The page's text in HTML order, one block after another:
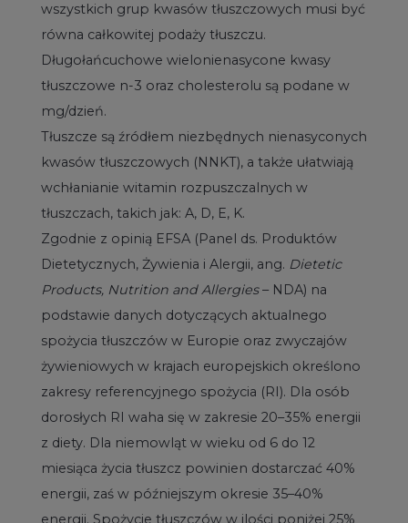
wszystkich grup kwasów tłuszczowych musi być
równa całkowitej podaży tłuszczu.
Długołańcuchowe wielonienasycone kwasy
tłuszczowe n-3 oraz cholesterolu są podane w
mg/dzień.
Tłuszcze są źródłem niezbędnych nienasyconych
kwasów tłuszczowych (NNKT), a także ułatwiają
wchłanianie witamin rozpuszczalnych w
tłuszczach, takich jak: A, D, E, K.
Zgodnie z opinią EFSA (Panel ds. Produktów
Dietetycznych, Żywienia i Alergii, ang. Dietetic
Products, Nutrition and Allergies– NDA) na
podstawie danych dotyczących aktualnego
spożycia tłuszczów w Europie oraz zwyczajów
żywieniowych w krajach europejskich określono
zakresy referencyjnego spożycia (RI). Dla osób
dorosłych RI waha się w zakresie 20–35% energii
z diety. Dla niemowląt w wieku od 6 do 12
miesiąca życia tłuszcz powinien dostarczać 40%
energii, zaś w późniejszym okresie 35–40%